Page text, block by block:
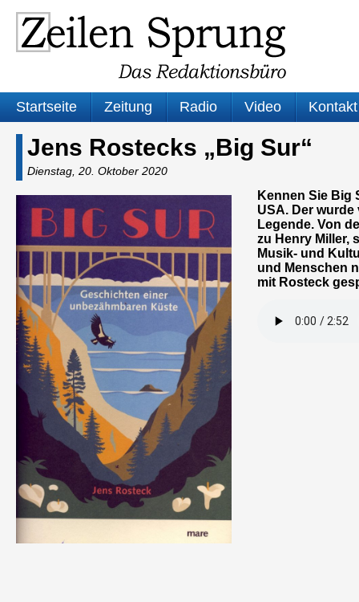
Startseite Zeitung Radio Video Kontakt
Jens Rostecks „Big Sur“
Dienstag, 20. Oktober 2020
Kennen Sie Big
USA. Der
Legende. Von
zu Henry Miller,
Musik- und
und Menschen
mit Rosteck